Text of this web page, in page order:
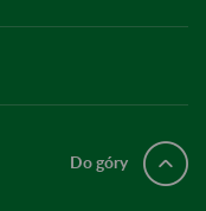
Do góry